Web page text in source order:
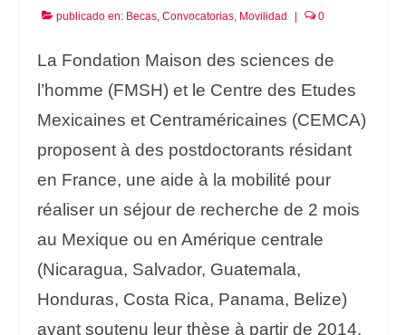
publicado en: Becas, Convocatorias, Movilidad 0
La Fondation Maison des sciences de
l’homme (FMSH) et le Centre des Etudes
Mexicaines et Centraméricaines (CEMCA)
proposent à des postdoctorants résidant
en France, une aide à la mobilité pour
réaliser un séjour de recherche de 2 mois
au Mexique ou en Amérique centrale
(Nicaragua, Salvador, Guatemala,
Honduras, Costa Rica, Panama, Belize)
ayant soutenu leur thèse à partir de 2014.